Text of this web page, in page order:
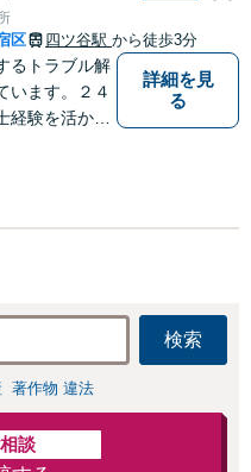
区 四ツ谷駅 から徒歩3分
るトラブル解
います。２４
経験を活かし
詳細を見
る
検索
著作物 違法
談